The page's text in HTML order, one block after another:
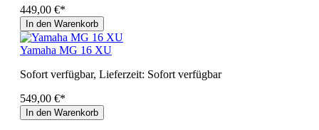
449,00 €*
In den Warenkorb
Yamaha MG 16 XU
Sofort verfügbar, Lieferzeit: Sofort verfügbar
549,00 €*
In den Warenkorb